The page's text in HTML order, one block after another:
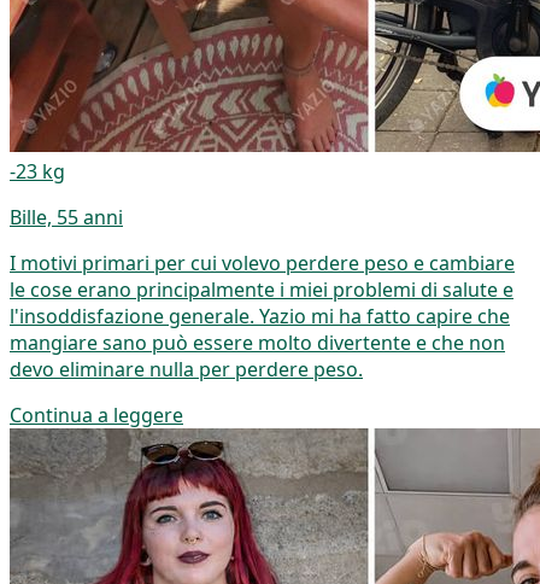
-23 kg
Bille, 55 anni
I motivi primari per cui volevo perdere peso e cambiare
le cose erano principalmente i miei problemi di salute e
l'insoddisfazione generale. Yazio mi ha fatto capire che
mangiare sano può essere molto divertente e che non
devo eliminare nulla per perdere peso.
Continua a leggere